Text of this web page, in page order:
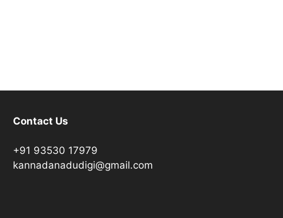
Contact Us
+91 93530 17979
kannadanadudigi@gmail.com